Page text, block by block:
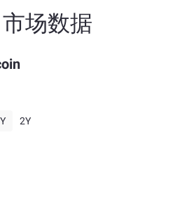
场数据
2Y